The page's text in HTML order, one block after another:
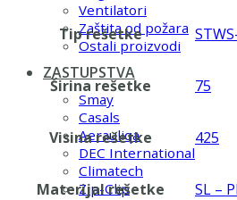
Ventilatori
Zaštita od požara
Ostali proizvodi
ZASTUPSTVA
Smay
Casals
Aerauliqa
DEC International
Climatech
Zip-Clip
Tip rešetke
Širina rešetke 75
Visina rešetke 425
Materijal rešetke SL –